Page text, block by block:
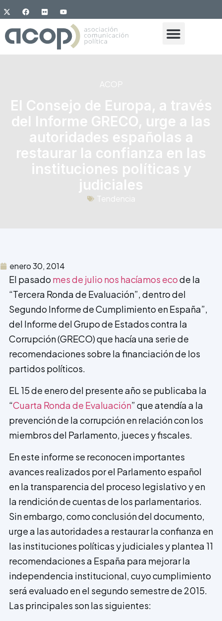
ACOP
El Consejo de Europa, a través
del Informe GRECO, urge a las
autoridades españolas a
restaurar la confianza en las
instituciones políticas y
judiciales
Tendencia
enero 30, 2014
El pasado mes de julio nos hacíamos ecode la
“Tercera Ronda de Evaluación”, dentro del
Segundo Informe de Cumplimiento en España”,
del Informe del Grupo de Estados contra la
Corrupción (GRECO) que hacía una serie de
recomendaciones sobre la financiación de los
partidos políticos.
EL 15 de enero del presente año se publicaba la
“Cuarta Ronda de Evaluación” que atendía a la
prevención de la corrupción en relación con los
miembros del Parlamento, jueces y fiscales.
En este informe se reconocen importantes
avances realizados por el Parlamento español
en la transparencia del proceso legislativo y en
la rendición de cuentas de los parlamentarios.
Sin embargo, como conclusión del documento,
urge a las autoridades a restaurar la confianza en
las instituciones políticas y judiciales y plantea 11
recomendaciones a España para mejorar la
independencia institucional, cuyo cumplimiento
será evaluado en el segundo semestre de 2015.
Las principales son las siguientes: